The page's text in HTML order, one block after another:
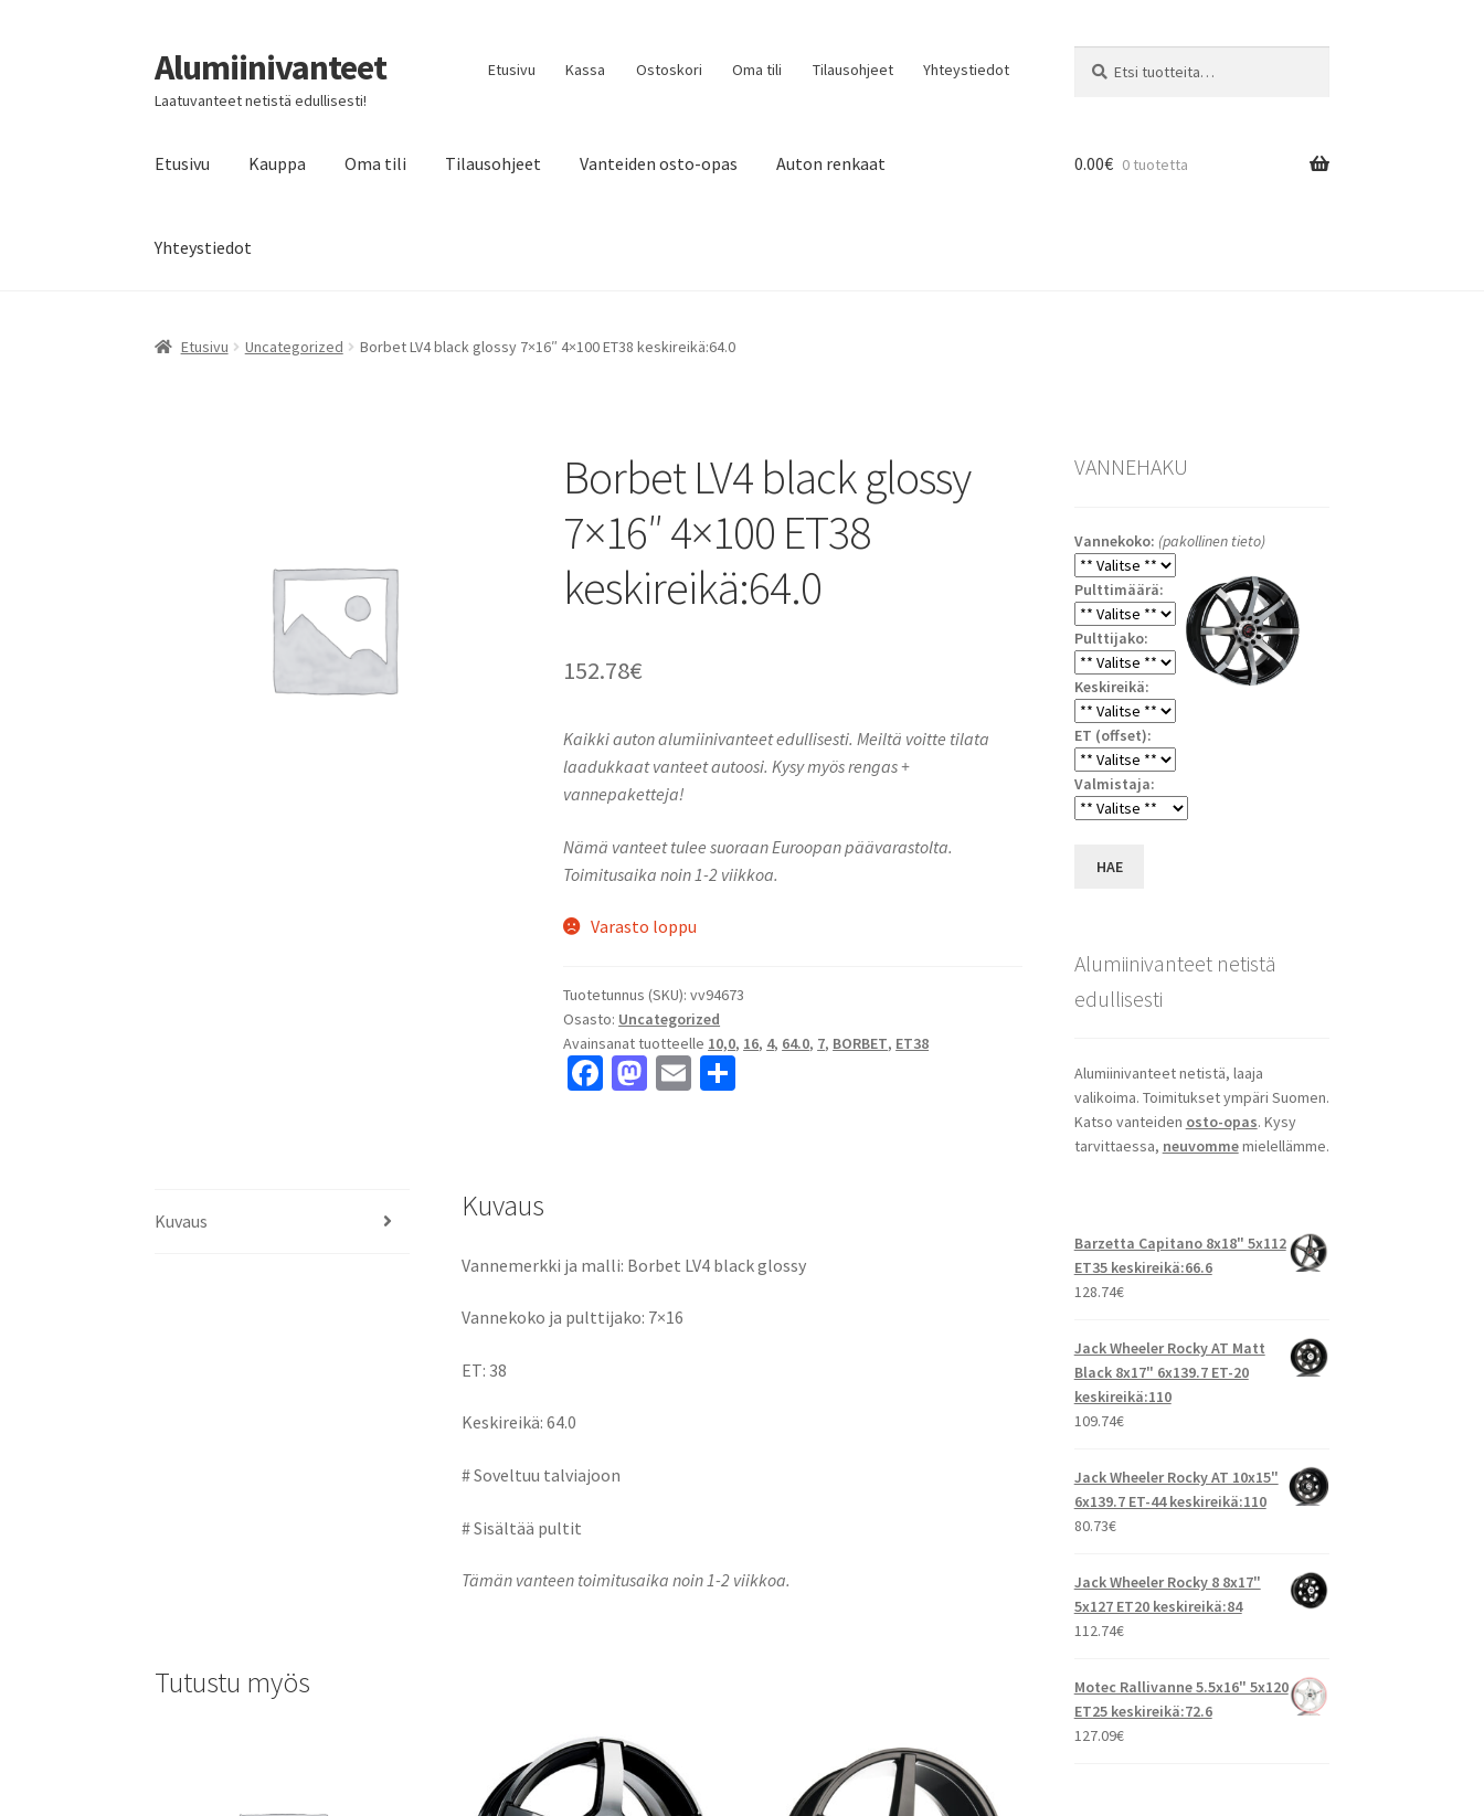
Siirry
navigointiin
Siirry
sisältöön
Alumiinivanteet
Laatuvanteet netistä edullisesti!
Etusivu Kassa Ostoskori Oma tili Tilausohjeet Yhteystiedot
Etusivu Kauppa Oma tili Tilausohjeet Vanteiden osto-opas Auton renkaat
Yhteystiedot
0.00€ 0 tuotetta
Etusivu Uncategorized Borbet LV4 black glossy 7×16″ 4×100 ET38 keskireikä:64.0
Borbet LV4 black glossy
7×16″ 4×100 ET38
keskireikä:64.0
152.78€
Kaikki auton alumiinivanteet edullisesti. Meiltä voitte tilata
laadukkaat vanteet autoosi. Kysy myös rengas +
vannepaketteja!
Nämä vanteet tulee suoraan Euroopan päävarastolta.
Toimitusaika noin 1-2 viikkoa.
Varasto loppu
Tuotetunnus (SKU):vv94673
Osasto: Uncategorized
Avainsanat tuotteelle 10,0, 16, 4, 64.0, 7, BORBET, ET38
Fa
k
M
n
E
Kuvaus Kuvaus
Vannemerkki ja malli: Borbet LV4 black glossy
Vannekoko ja pulttijako: 7×16
ET: 38
Keskireikä: 64.0
# Soveltuu talviajoon
# Sisältää pultit
Tämän vanteen toimitusaika noin 1-2 viikkoa.
Tutustu myös
VANNEHAKU
Vannekoko: (pakollinen tieto)
Pulttimäärä:
Pulttijako:
Keskireikä:
ET (offset):
Valmistaja:
HAE
Alumiinivanteet netistä
edullisesti
Alumiinivanteet netistä, laaja
valikoima. Toimitukset ympäri Suomen.
Katso vanteiden osto-opas. Kysy
tarvittaessa, neuvommemielellämme.
Barzetta Capitano 8x18" 5x112
ET35 keskireikä:66.6
128.74€
Jack Wheeler Rocky AT Matt
Black 8x17" 6x139.7 ET-20
keskireikä:110
109.74€
Jack Wheeler Rocky AT 10x15"
6x139.7 ET-44 keskireikä:110
80.73€
Jack Wheeler Rocky 8 8x17"
5x127 ET20 keskireikä:84
112.74€
Motec Rallivanne 5.5x16" 5x120
ET25 keskireikä:72.6
127.09€